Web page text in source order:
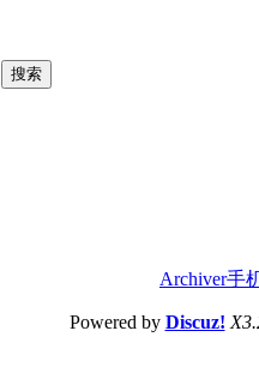
搜索
Archiver手
Powered by Discuz!